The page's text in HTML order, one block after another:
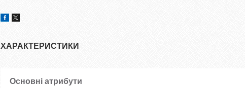
ХАРАКТЕРИСТИКИ
Основні атрибути